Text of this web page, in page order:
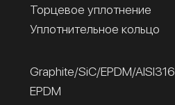
Торцевое уплотнение
Уплотнительное кольцо
Graphite/SiC/EPDM/AISI316
EPDM